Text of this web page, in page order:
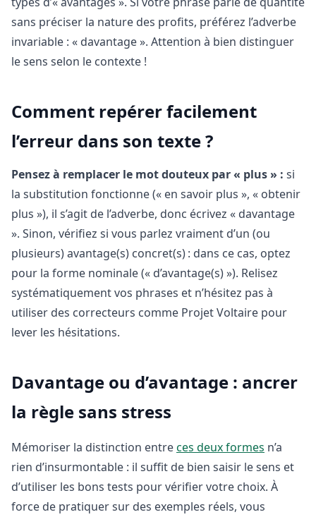
sans préciser la nature des profits, préférez l’adverbe
invariable : « davantage ». Attention à bien distinguer
le sens selon le contexte !
Comment repérer facilement
l’erreur dans son texte ?
Pensez à remplacer le mot douteux par « plus » : si
la substitution fonctionne (« en savoir plus », « obtenir
plus »), il s’agit de l’adverbe, donc écrivez « davantage
». Sinon, vérifiez si vous parlez vraiment d’un (ou
plusieurs) avantage(s) concret(s) : dans ce cas, optez
pour la forme nominale (« d’avantage(s) »). Relisez
systématiquement vos phrases et n’hésitez pas à
utiliser des correcteurs comme Projet Voltaire pour
lever les hésitations.
Davantage ou d’avantage : ancrer
la règle sans stress
Mémoriser la distinction entreces deux formes n’a
rien d’insurmontable : il suffit de bien saisir le sens et
d’utiliser les bons tests pour vérifier votre choix. À
force de pratiquer sur des exemples réels, vous